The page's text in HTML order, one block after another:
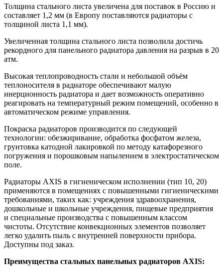
Толщина стального листа увеличена для поставок в Россию и
составляет 1,2 мм (в Европу поставляются радиаторы с
толщиной листа 1,1 мм).
Увеличенная толщина стального листа позволила достичь
рекордного для панельного радиатора давления на разрыв в 20
атм.
Высокая теплопроводность стали и небольшой объём
теплоносителя в радиаторе обеспечивают малую
инерционность радиатора и дает возможность оперативно
реагировать на температурный режим помещений, особенно в
автоматическом режиме управления.
Покраска радиаторов производится по следующей
технологии: обезжиривание, обработка фосфатом железа,
грунтовка катодной лакировкой по методу катафорезного
погружения и порошковым напылением в электростатическом
поле.
Радиаторы AXIS в гигиеническом исполнении (тип 10, 20)
применяются в помещениях с повышенными гигиеническими
требованиями, таких как: учреждения здравоохранения,
дошкольные и школьные учреждения, пищевые предприятия
и специальные производства с повышенным классом
чистоты. Отсутствие конвекционных элементов позволяет
легко удалить пыль с внутренней поверхности прибора.
Доступны под заказ.
Преимущества стальных панельных радиаторов AXIS: